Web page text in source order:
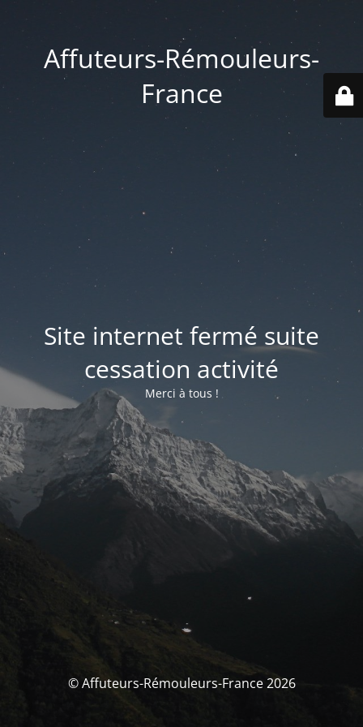
Affuteurs-Rémouleurs-
France
Site internet fermé suite
cessation activité
Merci à tous !
© Affuteurs-Rémouleurs-France 2026